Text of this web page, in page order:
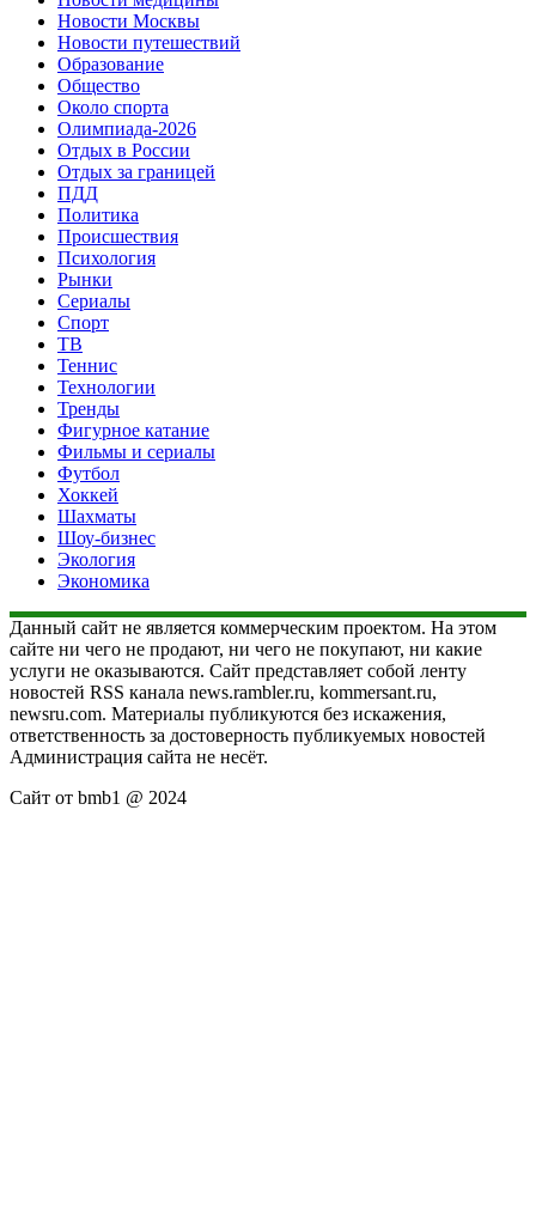
Новости Москвы
Новости путешествий
Образование
Общество
Около спорта
Олимпиада-2026
Отдых в России
Отдых за границей
ПДД
Политика
Происшествия
Психология
Рынки
Сериалы
Спорт
ТВ
Теннис
Технологии
Тренды
Фигурное катание
Фильмы и сериалы
Футбол
Хоккей
Шахматы
Шоу-бизнес
Экология
Экономика
Данный сайт не является коммерческим проектом. На этом
сайте ни чего не продают, ни чего не покупают, ни какие
услуги не оказываются. Сайт представляет собой ленту
новостей RSS канала news.rambler.ru, kommersant.ru,
newsru.com. Материалы публикуются без искажения,
ответственность за достоверность публикуемых новостей
Администрация сайта не несёт.
Сайт от bmb1 @ 2024